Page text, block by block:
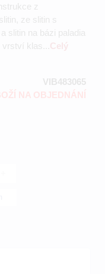
z
ze slitin s
slitin na bázi paladia
klas...
VIB483065
NA OBJEDNÁNÍ